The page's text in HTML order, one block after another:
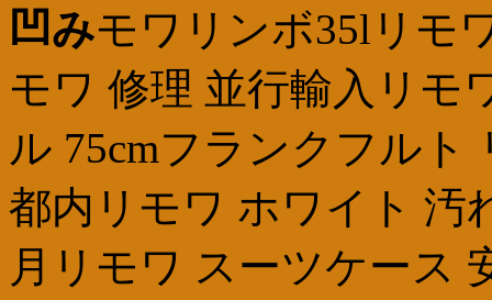
凹みモワリンボ35lリモ
モワ 修理 並行輸入リモ
ル 75cmフランクフル
都内リモワ ホワイト 汚
月リモワ スーツケース